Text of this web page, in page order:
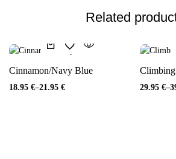
Related
Cinnamon/Navy Blue
18.95 €–21.95 € 29.95 €–